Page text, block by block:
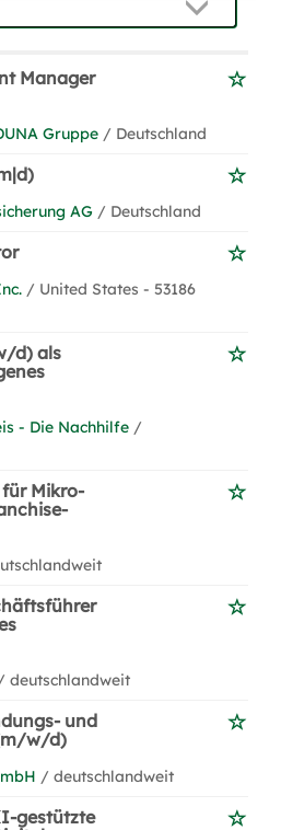
Manager
Gruppe / Deutschland
AG / Deutschland
/ United States - 53186
d) als
- Die Nachhilfe /
Mikro-
deutschlandweit
und
w/d)
/ deutschlandweit
gestützte